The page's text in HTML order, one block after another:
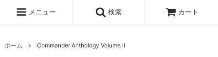
メニュー 検索 カート
ホーム Commander Anthology Volume II